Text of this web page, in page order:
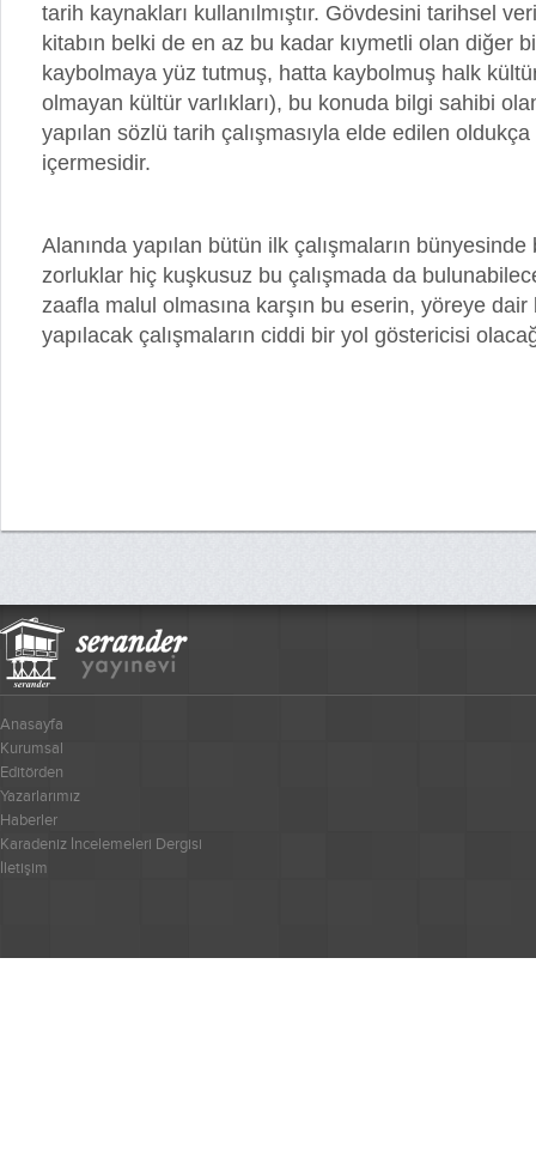
tarih kaynakları kullanılmıştır. Gövdesini tarihsel
kitabın belki de en az bu kadar kıymetli olan diğer
kaybolmaya yüz tutmuş, hatta kaybolmuş halk
olmayan kültür varlıkları), bu konuda bilgi sahibi
yapılan sözlü tarih çalışmasıyla elde edilen
içermesidir.
Alanında yapılan bütün ilk çalışmaların bünyesinde
zorluklar hiç kuşkusuz bu çalışmada da
zaafla malul olmasına karşın bu eserin, yöreye
yapılacak çalışmaların ciddi bir yol göstericisi
Anasayfa
Kurumsal
Editörden
Yazarlarımız
Haberler
Karadeniz İncelemeleri Dergisi
İletişim